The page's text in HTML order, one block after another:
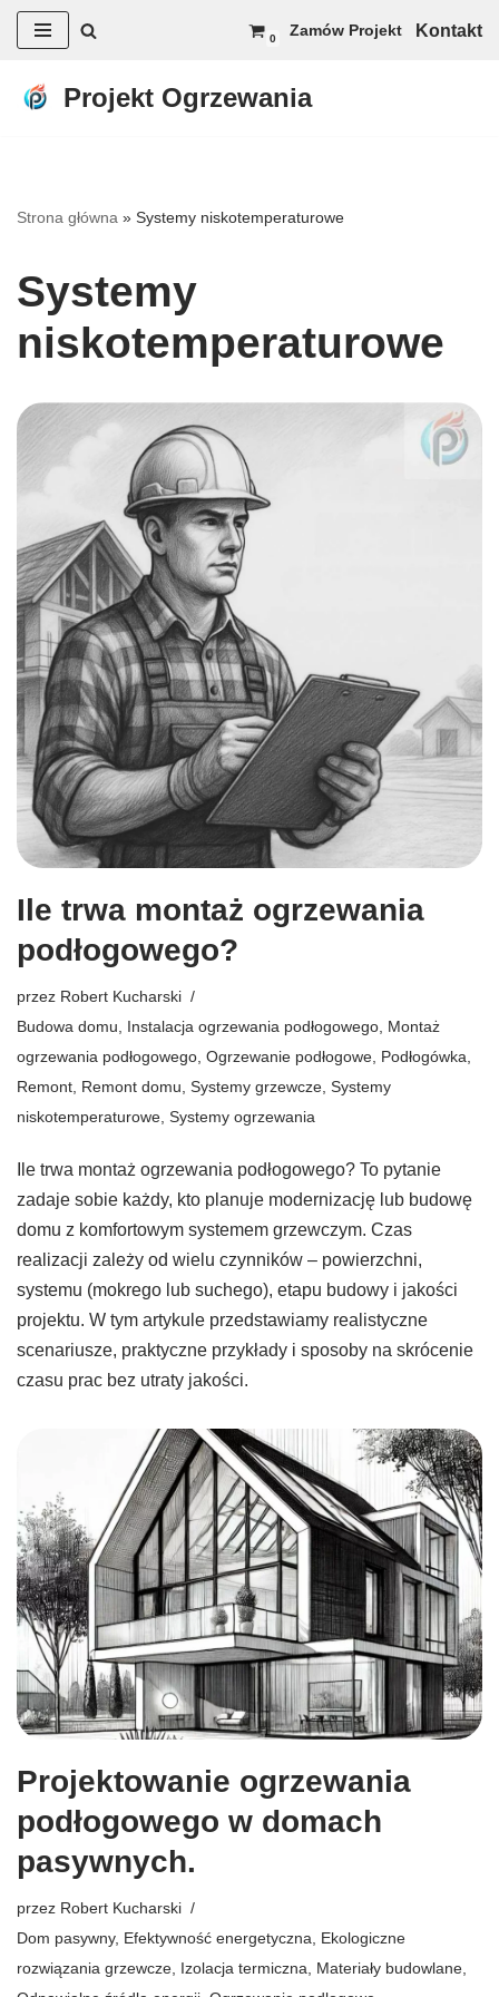
do
0 Zamów Projekt Kontakt
Projekt Ogrzewania
Strona główna » Systemy niskotemperaturowe
Systemy
niskotemperaturowe
Ile trwa montaż ogrzewania
podłogowego?
przez Robert Kucharski
Budowa domu
Instalacja ogrzewania podłogowego Montaż
ogrzewania podłogowego Ogrzewanie podłogowe Podłogówka
Remont Remont domu Systemy grzewcze Systemy
niskotemperaturowe Systemy ogrzewania
Ile trwa montaż ogrzewania podłogowego? To pytanie
zadaje sobie każdy, kto planuje modernizację lub budowę
domu z komfortowym systemem grzewczym. Czas
realizacji zależy od wielu czynników – powierzchni,
systemu (mokrego lub suchego), etapu budowy i jakości
projektu. W tym artykule przedstawiamy realistyczne
scenariusze, praktyczne przykłady i sposoby na skrócenie
czasu prac bez utraty jakości.
Projektowanie ogrzewania
podłogowego w domach
pasywnych.
przez Robert Kucharski
Dom pasywny, Efektywność energetyczna
Ekologiczne
rozwiązania grzewcze Izolacja termiczna Materiały budowlane